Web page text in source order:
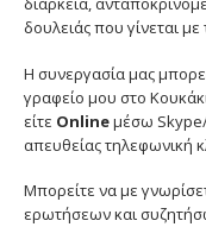
δουλειάς που γίνεται
Η συνεργασία μας
γραφείο μου στο
είτε Onlineμέσω
απευθείας τηλεφωνική
Μπορείτε να με
ερωτήσεων και